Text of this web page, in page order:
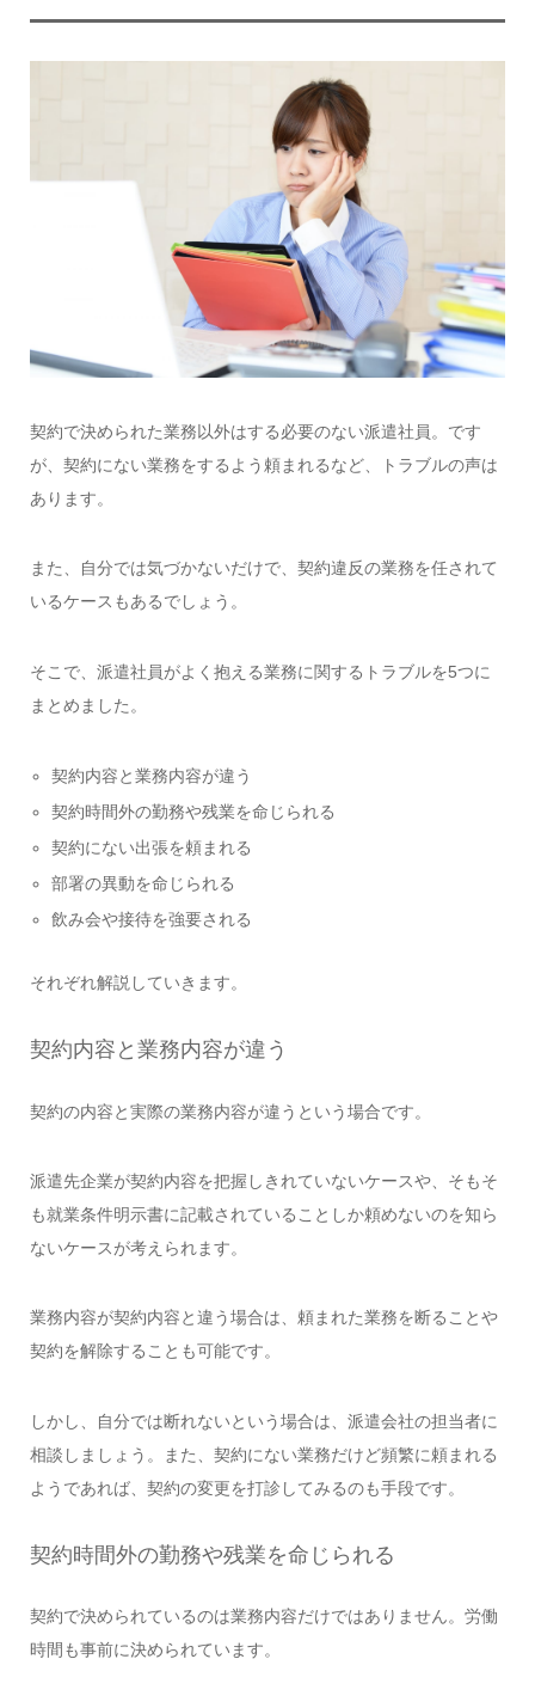
契約で決められた業務以外はする必要のない派遣社員。です
が、契約にない業務をするよう頼まれるなど、トラブルの声は
あります。
また、自分では気づかないだけで、契約違反の業務を任されて
いるケースもあるでしょう。
そこで、派遣社員がよく抱える業務に関するトラブルを5つに
まとめました。
契約内容と業務内容が違う
契約時間外の勤務や残業を命じられる
契約にない出張を頼まれる
部署の異動を命じられる
飲み会や接待を強要される
それぞれ解説していきます。
契約内容と業務内容が違う
契約の内容と実際の業務内容が違うという場合です。
派遣先企業が契約内容を把握しきれていないケースや、そもそ
も就業条件明示書に記載されていることしか頼めないのを知ら
ないケースが考えられます。
業務内容が契約内容と違う場合は、頼まれた業務を断ることや
契約を解除することも可能です。
しかし、自分では断れないという場合は、派遣会社の担当者に
相談しましょう。また、契約にない業務だけど頻繁に頼まれる
ようであれば、契約の変更を打診してみるのも手段です。
契約時間外の勤務や残業を命じられる
契約で決められているのは業務内容だけではありません。労働
時間も事前に決められています。